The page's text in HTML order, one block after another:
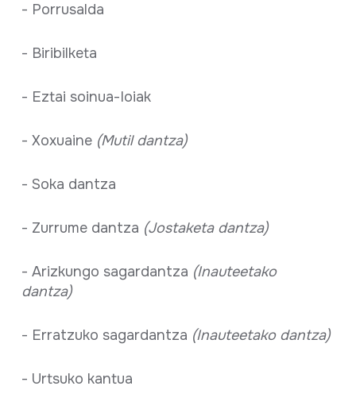
- Porrusalda
- Biribilketa
- Eztai soinua-Ioiak
- Xoxuaine (Mutil dantza)
- Soka dantza
- Zurrume dantza (Jostaketa dantza)
- Arizkungo sagardantza (Inauteetako
dantza)
- Erratzuko sagardantza (Inauteetako dantza)
- Urtsuko kantua